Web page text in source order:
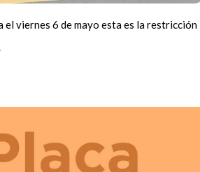
viernes 6 de mayo esta es la restricción